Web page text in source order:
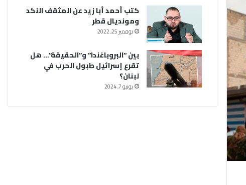
كتب أحمد أبا زيد عن المثقف النكد
ومونديال قطر
نوفمبر 25, 2022
بين “البروباغندا” و”الحقيقة”… هل
تقرع إسرائيل طبول الحرب في
لبنان؟
يونيو 7, 2024